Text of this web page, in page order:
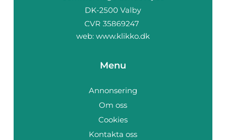
web: www.klikko.dk
Menu
Annonsering
Om oss
Cookies
Kontakta oss